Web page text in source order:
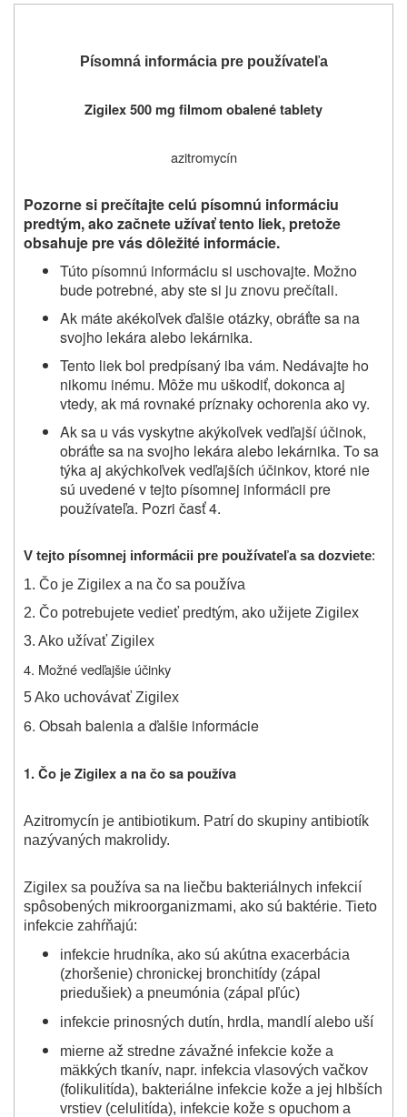
Písomná informácia pre používateľa
Zigilex 500 mg filmom obalené tablety
azitromycín
Pozorne si prečítajte celú písomnú informáciu
predtým, ako začnete užívaťtento liek, pretože
obsahuje pre vás dôležité informácie.
Túto písomnú informáciu si uschovajte. Možno
bude potrebné, aby ste si ju znovu prečítali.
Ak máte akékoľvek ďalšie otázky, obráťte sa na
svojho lekára alebo lekárnika.
Tento liek bol predpísaný iba vám. Nedávajte ho
nikomu inému. Môže mu uškodiť, dokonca aj
vtedy, ak má rovnaké príznaky ochorenia ako vy.
Aksa u vás vyskytne akýkoľvek vedľajší účinok,
obráťte sa na svojho lekára alebo lekárnika. To sa
týka aj akýchkoľvek vedľajších účinkov, ktoré nie
sú uvedené v tejto písomnej informácii pre
používateľa. Pozri časť 4.
V tejto písomnej informácii pre používateľa sa dozviete:
1. Čo je Zigilex a na čo sa používa
2. Čo potrebujete vedieť predtým, ako užijete Zigilex
3. Ako užívať Zigilex
4. Možné vedľajšie účinky
5 Ako uchovávať Zigilex
6. Obsah balenia a ďalšie informácie
1. Čo je Zigilex a na čo sa používa
Azitromycín je antibiotikum. Patrí do skupiny antibiotík
nazývaných makrolidy.
Zigilex sa používa sa na liečbu bakteriálnych infekcií
spôsobených mikroorganizmami, ako sú baktérie. Tieto
infekcie zahŕňajú:
infekcie hrudníka, ako sú akútna exacerbácia
(zhoršenie) chronickej bronchitídy (zápal
priedušiek) a pneumónia (zápal pľúc)
infekcie prinosných dutín, hrdla, mandlí alebo uší
mierne až stredne závažné infekcie kože a
mäkkých tkanív, napr. infekcia vlasových vačkov
(folikulitída), bakteriálne infekcie kože a jej hlbších
vrstiev (celulitída), infekcie kože s opuchom a